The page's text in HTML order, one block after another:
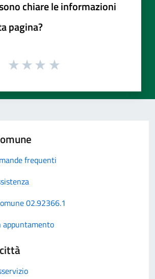
chiare le informazioni
pagina?
frequenti
02.92366.1
appuntamento